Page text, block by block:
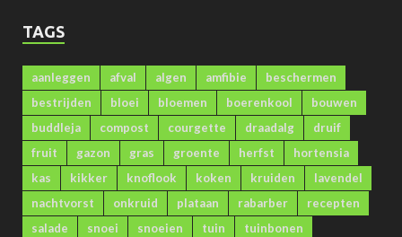
TAGS
aanleggen afval algen amfibie
beschermen
bestrijden
bloei bloemen boerenkool
bouwen
buddleja
compost courgette draadalg
druif
fruit
gazon gras groente herfst
hortensia
kas
kikker knoflook koken kruiden
lavendel
nachtvorst
onkruid plataan rabarber
recepten
salade
snoei snoeien tuin
tuinbonen